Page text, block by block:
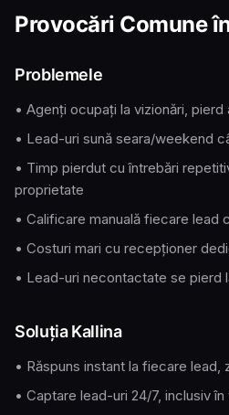
Provocări Comune
Problemele
• Agenți ocupați la vizionări, pierd
• Lead-uri sună seara/weekend
• Timp pierdut cu întrebări
proprietate
• Calificare manuală fiecare lead
• Costuri mari cu recepționer
• Lead-uri necontactate se pierd
Soluția Kallina
• Răspuns instant la fiecare lead,
• Captare lead-uri 24/7, inclusiv